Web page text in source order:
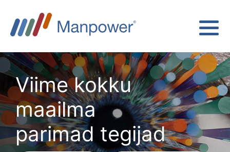
Viime kokku
maailma
parimad tegijad